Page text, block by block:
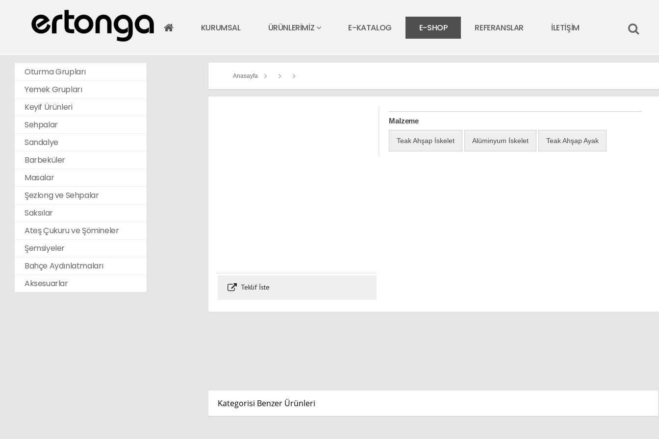
KURUMSAL ÜRÜNLERİMİZ E-KATALOG E-SHOP REFERANSLAR İLETİŞİM
Oturma Grupları
Yemek Grupları
Keyif Ürünleri
Sehpalar
Sandalye
Barbeküler
Masalar
Şezlong ve Sehpalar
Saksılar
Ateş Çukuru ve Şömineler
Şemsiyeler
Bahçe Aydınlatmaları
Aksesuarlar
Anasayfa
Teklif İste
Malzeme
Teak Ahşap İskelet Alüminyum İskelet Teak Ahşap Ayak
Kategorisi Benzer Ürünleri